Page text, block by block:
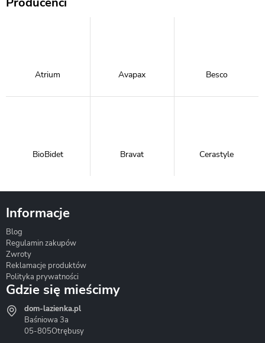
Atrium Avapax Besco
BioBidet Bravat Cerastyle
Hydrostop
Informacje
Blog
Regulamin zakupów
Zwroty
Reklamacje produktów
Polityka prywatności
Gdzie się mieścimy
dom-lazienka.pl
Baśniowa 3a
05-805Otrębusy